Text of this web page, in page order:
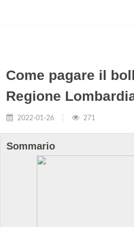
Come pagare il
Regione
2022-01-26 271
Sommario